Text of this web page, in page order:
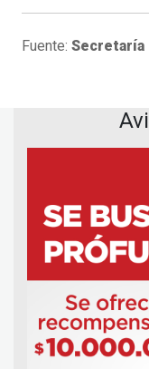
Fuente: Secretaría